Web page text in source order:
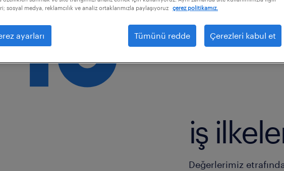
iş
Değerlerimiz
sosyal medya, reklamcılık ve analiz ortaklarımızla paylaşıyoruz
çerez politikamız.
ayarları Tümünü redde Çerezleri kabul et